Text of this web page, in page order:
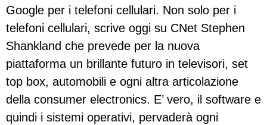
Google per i telefoni cellulari. Non solo per i
telefoni cellulari, scrive oggi su CNet Stephen
Shankland che prevede per la nuova
piattaforma un brillante futuro in televisori, set
top box, automobili e ogni altra articolazione
della consumer electronics. E’ vero, il software e
quindi i sistemi operativi, pervaderà ogni